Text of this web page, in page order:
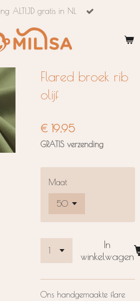
ALTIJD gratis in NL
Flared broek rib
olijf
€ 19,95
GRATIS verzending
Maat
In
winkelwagen
Ons handgemaakte flare